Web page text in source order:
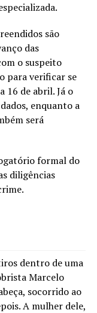
são
das
o suspeito
para verificar se
16 de abril. Já o
enquanto a
será
formal do
diligências
dentro de uma
Marcelo
socorrido ao
A mulher dele,